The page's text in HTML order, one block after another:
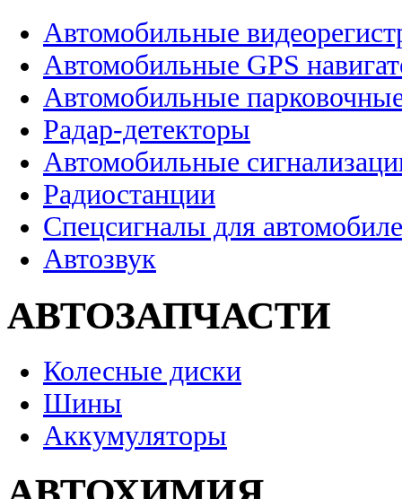
Автомобильные
Автомобильные GPS
Автомобильные
Радар-детекторы
Автомобильные
Радиостанции
Спецсигналы для
Автозвук
АВТОЗАПЧАСТИ
Колесные диски
Шины
Аккумуляторы